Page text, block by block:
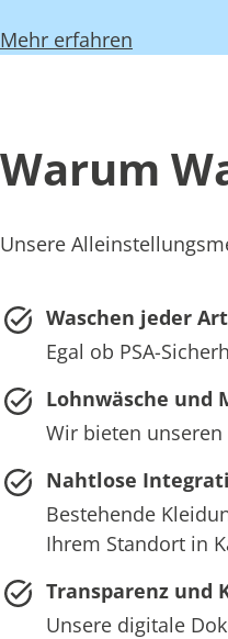
Mehr erfahren
Warum
Unsere
Waschen jeder
Egal ob PSA-
Lohnwäsche und
Wir bieten
Nahtlose
Bestehende
Ihrem Standort in
Transparenz und
Unsere digitale